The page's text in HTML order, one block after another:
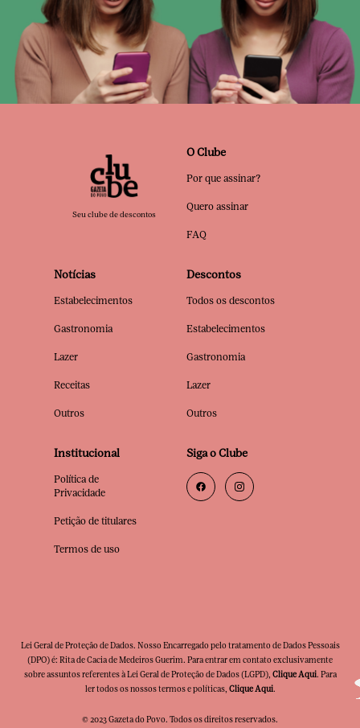
Clube Premia
Seu clube de descontos
O Clube
Por que assinar?
Quero assinar
FAQ
Notícias
Estabelecimentos
Gastronomia
Lazer
Receitas
Outros
Descontos
Todos os descontos
Estabelecimentos
Gastronomia
Lazer
Outros
Institucional
Política de
Privacidade
Petição de titulares
Termos de uso
Siga o Clube
Lei Geral de Proteção de Dados. Nosso Encarregado pelo tratamento de Dados Pessoais
(DPO) é: Rita de Cacia de Medeiros Guerim. Para entrar em contato exclusivamente
sobre assuntos referentes à Lei Geral de Proteção de Dados (LGPD), Clique Aqui. Para
ler todos os nossos termos e políticas, Clique Aqui.
© 2023 Gazeta do Povo. Todos os direitos reservados.